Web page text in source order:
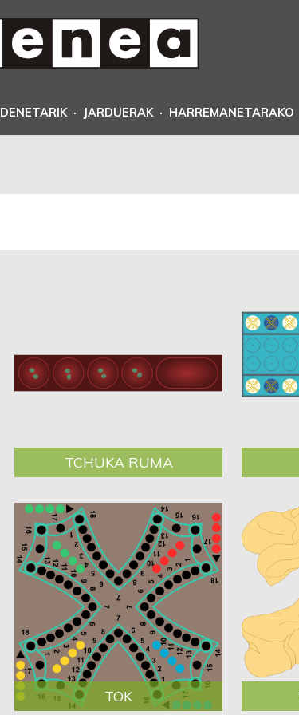
DENETARIK · JARDUERAK · HARREMANETARAKO
TCHUKA RUMA
TOK